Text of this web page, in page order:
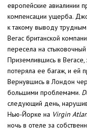
европейские авиалинии
компенсации ущерба.
к такому выводу
Вегас британской
пересела на
Приземлившись в
потеряла ее багаж, и ей
Вернувшись в Лондон
большими проблемами.
следующий день,
Нью-Йорке на Virgin
ночь в отеле за